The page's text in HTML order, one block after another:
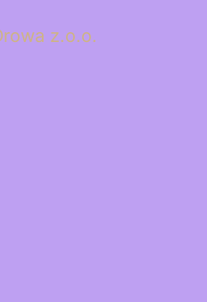
z.o.o.